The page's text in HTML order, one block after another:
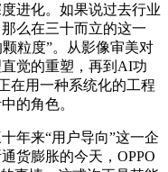
进化。如果说过去行业
么在三十而立的这一
粒度”。从影像审美对
觉的重塑，再到AI功
在用一种系统化的工程
的角色。
年来“用户导向”这一企
货膨胀的今天，OPPO